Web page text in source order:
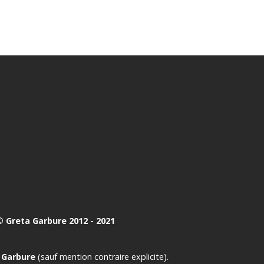
Garbure 2012 - 2021
(sauf mention contraire explicite).